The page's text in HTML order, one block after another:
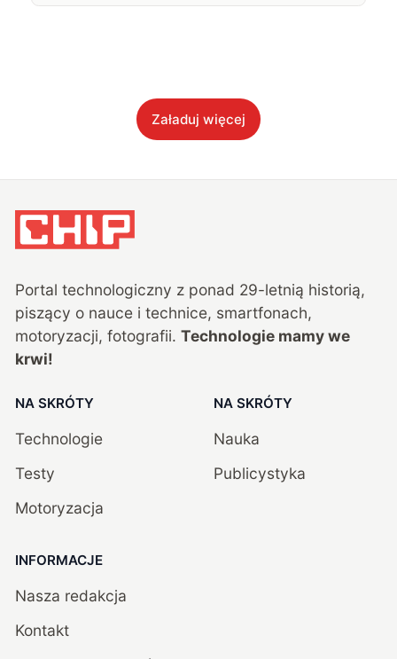
Załaduj więcej
Portal technologiczny z ponad 29-letnią historią,
piszący o nauce i technice, smartfonach,
motoryzacji, fotografii. Technologie mamy we
krwi!
NA SKRÓTY
Technologie
Testy
Motoryzacja
NA SKRÓTY
Nauka
Publicystyka
INFORMACJE
Nasza redakcja
Kontakt